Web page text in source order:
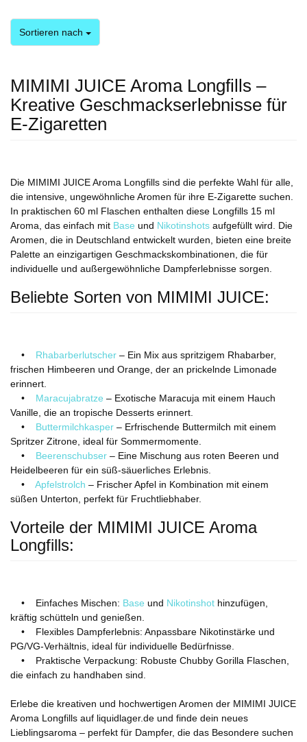
Sortieren nach
Sortieren nach
MIMIMI JUICE Aroma Longfills –
Kreative Geschmackserlebnisse für
E-Zigaretten
Die MIMIMI JUICE Aroma Longfills sind die perfekte Wahl für alle,
die intensive, ungewöhnliche Aromen für ihre E-Zigarette suchen.
In praktischen 60 ml Flaschen enthalten diese Longfills 15 ml
Aroma, das einfach mit Base und Nikotinshots aufgefüllt wird. Die
Aromen, die in Deutschland entwickelt wurden, bieten eine breite
Palette an einzigartigen Geschmackskombinationen, die für
individuelle und außergewöhnliche Dampferlebnisse sorgen.
Beliebte Sorten von MIMIMI JUICE:
• Rhabarberlutscher – Ein Mix aus spritzigem Rhabarber,
frischen Himbeeren und Orange, der an prickelnde Limonade
erinnert.
• Maracujabratze – Exotische Maracuja mit einem Hauch
Vanille, die an tropische Desserts erinnert.
• Buttermilchkasper – Erfrischende Buttermilch mit einem
Spritzer Zitrone, ideal für Sommermomente.
• Beerenschubser – Eine Mischung aus roten Beeren und
Heidelbeeren für ein süß-säuerliches Erlebnis.
• Apfelstrolch – Frischer Apfel in Kombination mit einem
süßen Unterton, perfekt für Fruchtliebhaber.
Vorteile der MIMIMI JUICE Aroma
Longfills:
• Einfaches Mischen: Base und Nikotinshot hinzufügen,
kräftig schütteln und genießen.
• Flexibles Dampferlebnis: Anpassbare Nikotinstärke und
PG/VG-Verhältnis, ideal für individuelle Bedürfnisse.
• Praktische Verpackung: Robuste Chubby Gorilla Flaschen,
die einfach zu handhaben sind.
Erlebe die kreativen und hochwertigen Aromen der MIMIMI JUICE
Aroma Longfills auf liquidlager.de und finde dein neues
Lieblingsaroma – perfekt für Dampfer, die das Besondere suchen